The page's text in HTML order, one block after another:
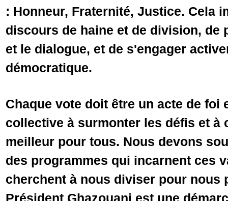
: Honneur, Fraternité, Justice. Cela
discours de haine et de division, de
et le dialogue, et de s'engager
démocratique.
Chaque vote doit être un acte de foi
collective à surmonter les défis et à
meilleur pour tous. Nous devons
des programmes qui incarnent ces
cherchent à nous diviser pour nous
Président Ghazouani est une